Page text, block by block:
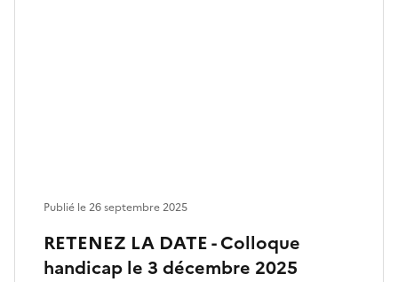
RETENEZ LA DATE - Colloque
handicap le 3 décembre 2025
Publié le26 septembre 2025